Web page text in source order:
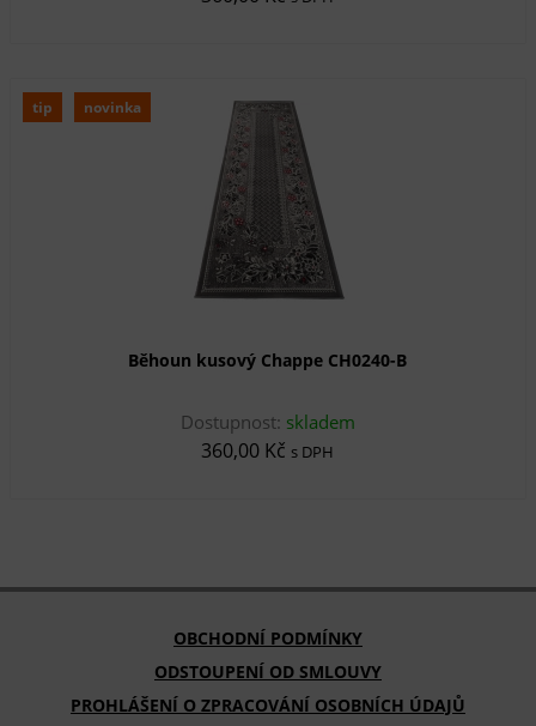
tip novinka
Běhoun kusový Chappe CH0240-B
Dostupnost: skladem
360,00 Kč s DPH
OBCHODNÍ PODMÍNKY
ODSTOUPENÍ OD SMLOUVY
PROHLÁŠENÍ O ZPRACOVÁNÍ OSOBNÍCH ÚDAJŮ